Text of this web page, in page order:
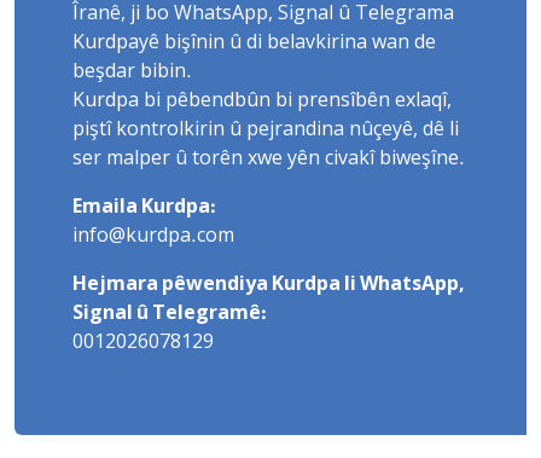
Îranê, ji bo WhatsApp, Signal û Telegrama
Kurdpayê bişînin û di belavkirina wan de
beşdar bibin.
Kurdpa bi pêbendbûn bi prensîbên exlaqî,
piştî kontrolkirin û pejrandina nûçeyê, dê li
ser malper û torên xwe yên civakî biweşîne.
Emaila Kurdpa:
info@kurdpa.com
Hejmara pêwendiya Kurdpa li WhatsApp,
Signal û Telegramê:
0012026078129